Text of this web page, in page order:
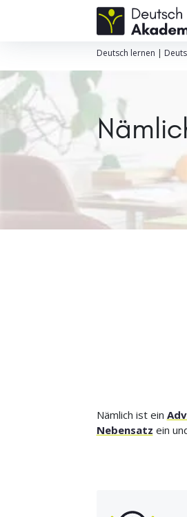
Deutsch lernen |
Nämlich ist ein
Nebensatz ein